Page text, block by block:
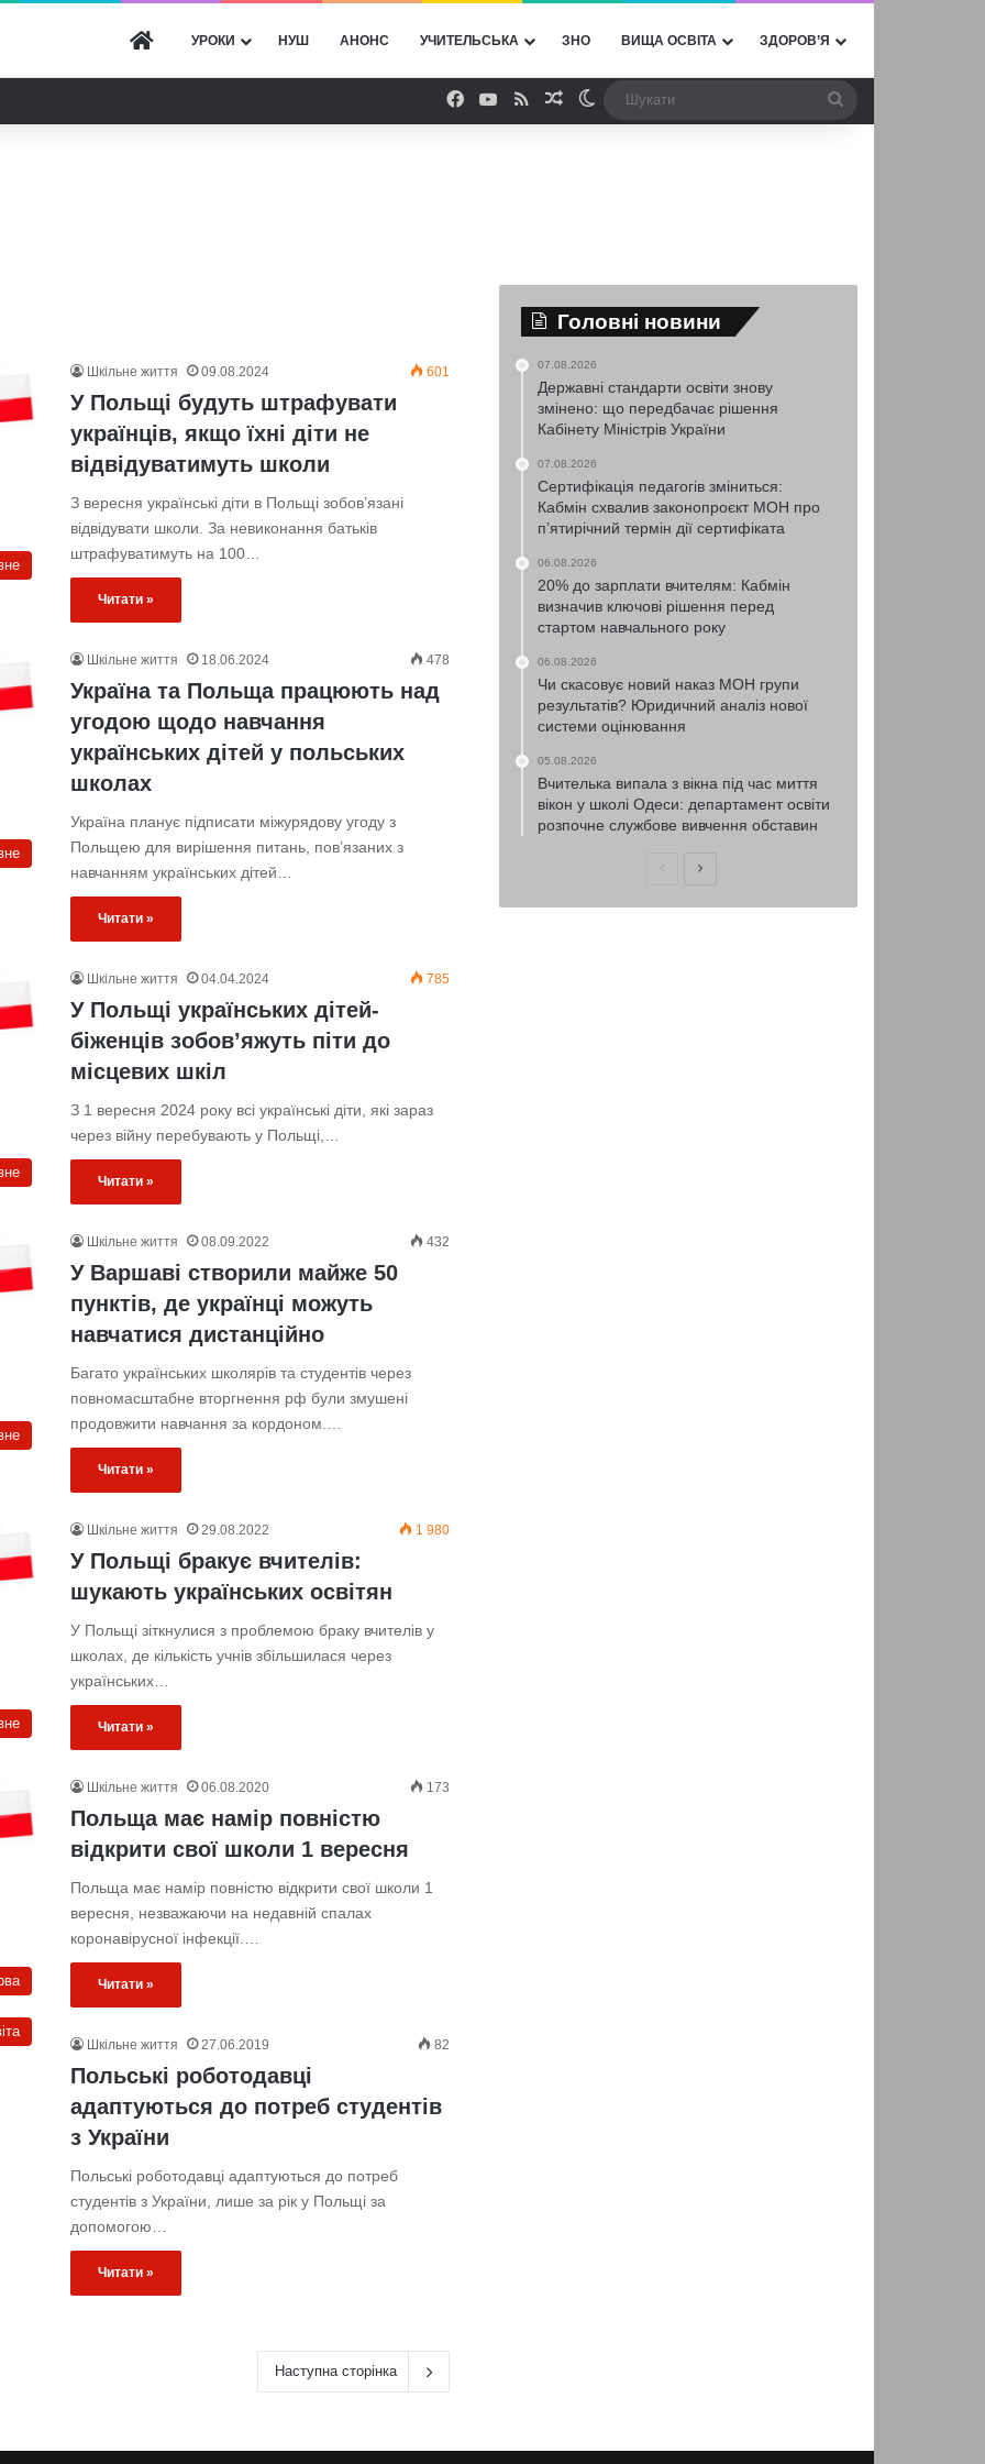
ГОЛОВНА
УРОКИ НУШ АНОНС УЧИТЕЛЬСЬКА ЗНО ВИЩА ОСВІТА ЗДОРОВ’Я
Facebook
YouTube
RSSВипадкова стаття
Switch skin
Шкільне життя 09.08.2024 601
У Польщі будуть штрафувати
українців, якщо їхні діти не
відвідуватимуть школи
З вересня українські діти в Польщі зобов’язані
відвідувати школи. За невиконання батьків
штрафуватимуть на 100…
Читати »
Шкільне життя 18.06.2024 478
Україна та Польща працюють над
угодою щодо навчання
українських дітей у польських
школах
Україна планує підписати міжурядову угоду з
Польщею для вирішення питань, пов’язаних з
навчанням українських дітей…
Читати »
Шкільне життя 04.04.2024 785
У Польщі українських дітей-
біженців зобов’яжуть піти до
місцевих шкіл
З 1 вересня 2024 року всі українські діти, які зараз
через війну перебувають у Польщі,…
Читати »
Шкільне життя 08.09.2022 432
У Варшаві створили майже 50
пунктів, де українці можуть
навчатися дистанційно
Багато українських школярів та студентів через
повномасштабне вторгнення рф були змушені
продовжити навчання за кордоном.…
Читати »
Шкільне життя 29.08.2022 1 980
У Польщі бракує вчителів:
шукають українських освітян
У Польщі зіткнулися з проблемою браку вчителів у
школах, де кількість учнів збільшилася через
українських…
Читати »
Шкільне життя 06.08.2020 173
Польща має намір повністю
відкрити свої школи 1 вересня
Польща має намір повністю відкрити свої школи 1
вересня, незважаючи на недавній спалах
коронавірусної інфекції.…
Читати »
Шкільне життя 27.06.2019 82
Польські роботодавці
адаптуються до потреб студентів
з України
Польські роботодавці адаптуються до потреб
студентів з України, лише за рік у Польщі за
допомогою…
Читати »
Наступна сторінка
Головні новини
07.08.2026
Державні стандарти освіти знову
змінено: що передбачає рішення
Кабінету Міністрів України
07.08.2026
Сертифікація педагогів зміниться:
Кабмін схвалив законопроєкт МОН про
п’ятирічний термін дії сертифіката
06.08.2026
20% до зарплати вчителям: Кабмін
визначив ключові рішення перед
стартом навчального року
06.08.2026
Чи скасовує новий наказ МОН групи
результатів? Юридичний аналіз нової
системи оцінювання
05.08.2026
Вчителька випала з вікна під час миття
вікон у школі Одеси: департамент освіти
розпочне службове вивчення обставин
ПопередняНаступна